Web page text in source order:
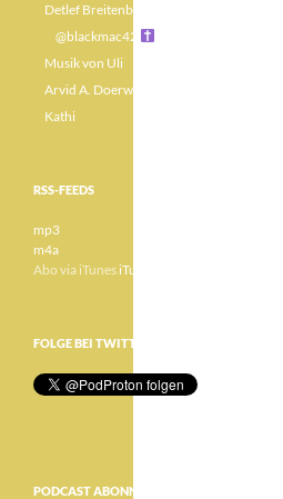
Detlef Breitenbach
@blackmac42
Musik von Uli
Arvid A. Doerwald
Kathi
RSS-FEEDS
mp3
m4a
Abo via iTunes iTunes
FOLGE BEI TWITTER
PODCAST ABONNIEREN